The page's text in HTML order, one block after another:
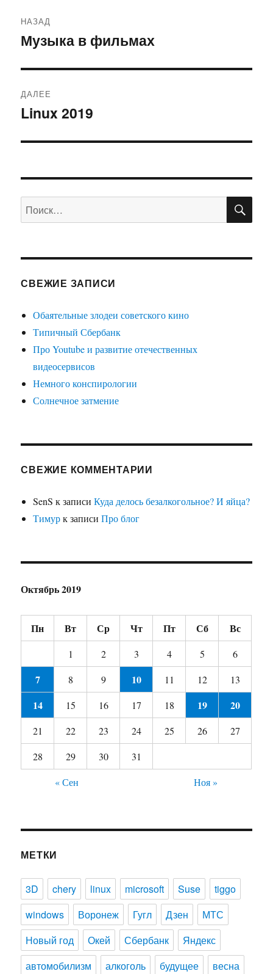
по
НАЗАД
Предыдущая
Музыка в фильмах
ДАЛЕЕ
Следующая
Linux 2019
Искать:
СВЕЖИЕ ЗАПИСИ
Обаятельные злодеи советского кино
Типичный Сбербанк
Про Youtube и развитие отечественных
видеосервисов
Немного конспирологии
Солнечное затмение
СВЕЖИЕ КОММЕНТАРИИ
SenS к записиКуда делось безалкогольное? И яйца?
Тимурк записиПро блог
Октябрь 2019
Пн Вт Ср Чт Пт Сб Вс
1 2 3 4 5 6
7 8 9 10 11 12 13
14 15 16 17 18 19 20
21 22 23 24 25 26
27
28
29 30
31
« Сен
Ноя »
МЕТКИ
3D chery linux microsoft Suse
tiggo
windows
Воронеж Гугл Дзен
МТС
Новый год
Окей Сбербанк
Яндекс
автомобилизм
алкоголь будущее
весна